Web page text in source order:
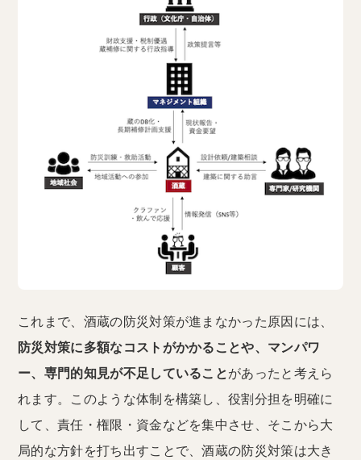
これまで、酒蔵の防災対策が進まなかった原因には、
防災対策に多額なコストがかかることや、マンパワ
ー、専門的知見が不足していることがあったと考えら
れます。このような体制を構築し、役割分担を明確に
して、責任・権限・資金などを集中させ、そこから大
局的な方針を打ち出すことで、酒蔵の防災対策は大き